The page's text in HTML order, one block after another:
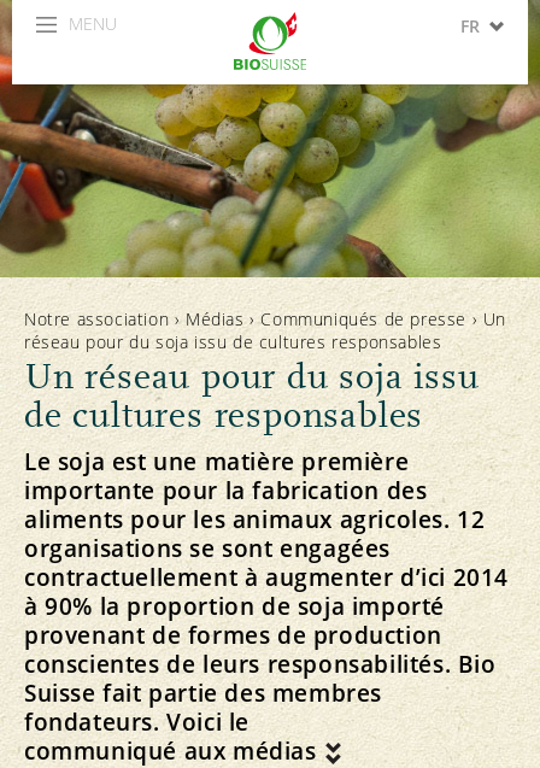
MENU FR
IT
Notre association › Médias›Communiqués de presse › Un
réseau pour du soja issu de cultures responsables
Un réseau pour du soja issu
de cultures responsables
Le soja est une matière première
importante pour la fabrication des
aliments pour les animaux agricoles. 12
organisations se sont engagées
contractuellement à augmenter d’ici 2014
à 90% la proportion de soja importé
provenant de formes de production
conscientes de leurs responsabilités. Bio
Suisse fait partie des membres
fondateurs. Voici le
communiqué aux médias